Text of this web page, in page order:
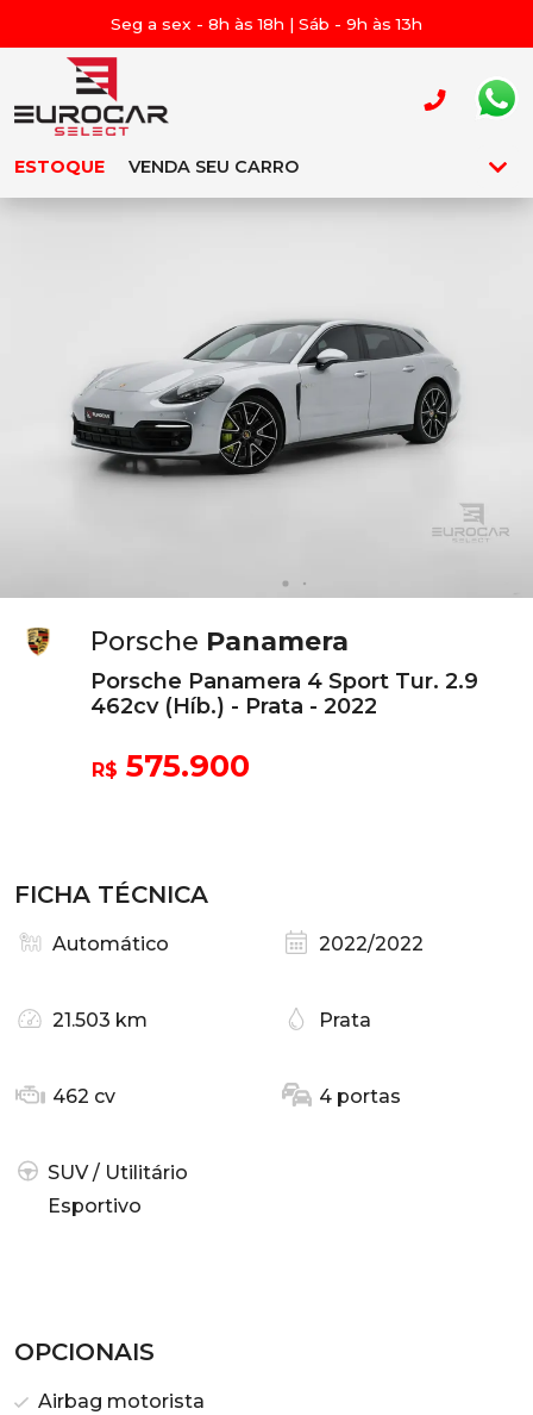
Seg a sex - 8h às 18h | Sáb - 9h às 13h
ESTOQUE VENDA SEU CARRO
Porsche Panamera
Porsche Panamera 4 Sport Tur. 2.9
462cv (Híb.) - Prata - 2022
R$ 575.900
FICHA TÉCNICA
Automático 2022/2022
21.503 km Prata
462 cv 4 portas
SUV / Utilitário
Esportivo
OPCIONAIS
Airbag motorista